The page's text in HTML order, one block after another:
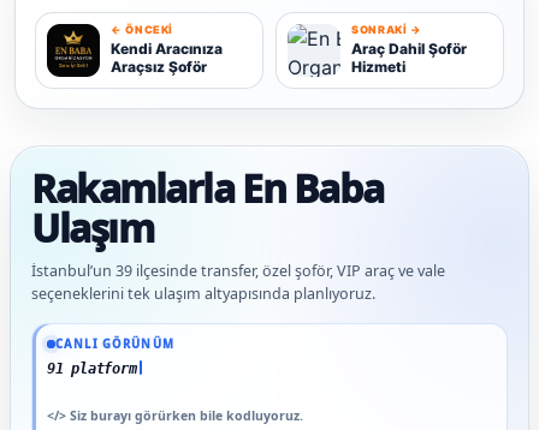
K
← ÖNCEKI
Kendi Aracınıza
Araçsız Şoför
SONRAKI →
Araç Dahil Şoför
Hizmeti
Rakamlarla En Baba
Ulaşım
İstanbul’un 39 ilçesinde transfer, özel şoför, VIP araç ve vale
seçeneklerini tek ulaşım altyapısında planlıyoruz.
CANLI GÖRÜNÜM
91 platform genelinde onaylı yo
</> Siz burayı görürken bile kodluyoruz.
Güncel veriler: 1.291+ En Baba ağı hizmet deneyimi; 91 platform genelinde